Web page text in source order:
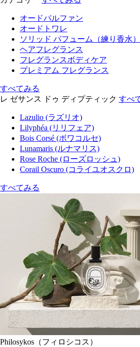
オードパルファン
オードトワレ
ソリッド パフューム（練り香水）
ヘアフレグランス
フレグランスボディケア
プレミアム フレグランス
すべてみる
レ ゼサンス ドゥ ディプティック すべ
Lazulio (ラズリオ)
Lilyphéa (リリフェア)
Bois Corsé (ボワコルセ)
Lunamaris (ルナマリス)
Rose Roche (ローズロッシュ)
Corail Oscuro (コライユオスクロ)
すべてみる
Philosykos（フィロシコス）